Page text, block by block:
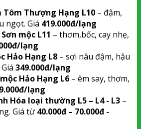
Tôm Thượng Hạng L10 – đậm,
ngọt. Giá 419.000đ/lạng
mộc L11 – thơm,bốc, cay nhẹ,
lạng
Hảo Hạng L8 – sợi nâu đậm, hậu
349.000đ/lạng
Hảo Hạng L6 – êm say, thơm,
lạng
Hóa loại thường L5 – L4 - L3 –
Giá từ 40.000đ – 70.000đ -